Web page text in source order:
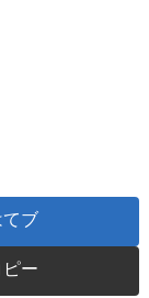
てブ
ピー